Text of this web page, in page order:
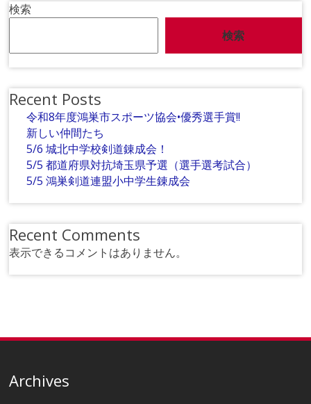
検索
検索
Recent Posts
令和8年度鴻巣市スポーツ協会•優秀選手賞!!
新しい仲間たち
5/6 城北中学校剣道錬成会！
5/5 都道府県対抗埼玉県予選（選手選考試合）
5/5 鴻巣剣道連盟小中学生錬成会
Recent Comments
表示できるコメントはありません。
Archives